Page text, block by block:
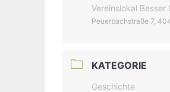
Vereinslokal Besser
Peuerbachstraße 7,
KATEGORIE
Geschichte